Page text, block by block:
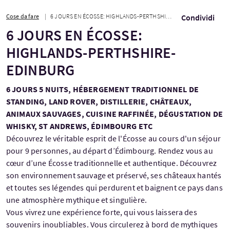
Cose da fare 6 JOURS EN ÉCOSSE: HIGHLANDS-PERTHSHIRE-EDINBURG Condividi
6 JOURS EN ÉCOSSE:
HIGHLANDS-PERTHSHIRE-
EDINBURG
6 JOURS 5 NUITS, HÉBERGEMENT TRADITIONNEL DE
STANDING, LAND ROVER, DISTILLERIE, CHÂTEAUX,
ANIMAUX SAUVAGES, CUISINE RAFFINÉE, DÉGUSTATION DE
WHISKY, ST ANDREWS, ÉDIMBOURG ETC
Découvrez le véritable esprit de l'Écosse au cours d'un séjour
pour 9 personnes, au départ d’Édimbourg. Rendez vous au
cœur d’une Écosse traditionnelle et authentique. Découvrez
son environnement sauvage et préservé, ses châteaux hantés
et toutes ses légendes qui perdurent et baignent ce pays dans
une atmosphère mythique et singulière.
Vous vivrez une expérience forte, qui vous laissera des
souvenirs inoubliables. Vous circulerez à bord de mythiques